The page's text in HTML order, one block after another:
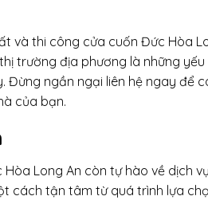
và thi công cửa cuốn Đức Hòa
trường địa phương là những
ngần ngại liên hệ ngay để
của bạn.
Long An còn tự hào về dịch
cách tận tâm từ quá trình lựa